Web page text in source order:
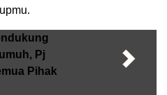
Pj
Pihak